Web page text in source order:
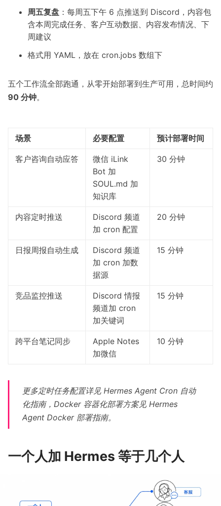
周五复盘 ：每周五下午 6 点推送到 Discord，内容包
含本周完成任务、客户互动数据、内容发布情况、下
周建议
格式用 YAML，放在 cron.jobs 数组下
五个工作流全部跑通，从零开始部署到生产可用，总时间约
90 分钟。
场景 必要配置 预计部署时间
客户咨询自动应答
微信 iLink
Bot 加
SOUL.md 加
知识库
30 分钟
内容定时推送
Discord 频道
加 cron 配置
20 分钟
日报周报自动生成
Discord 频道
加 cron 加数
据源
15 分钟
竞品监控推送
Discord 情报
频道加 cron
加关键词
15 分钟
跨平台笔记同步
Apple Notes
加微信
10 分钟
更多定时任务配置详见Hermes Agent Cron 自动
化指南，Docker 容器化部署方案见Hermes
Agent Docker 部署指南。
一个人加 Hermes 等于几个人